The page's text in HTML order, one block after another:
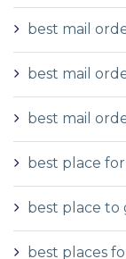
best mail
best mail
best mail
best place
best place to
best places